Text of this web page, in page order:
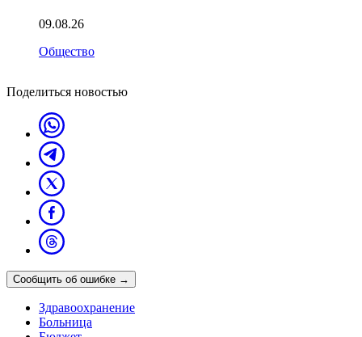
09.08.26
Общество
Поделиться новостью
Сообщить об ошибке →
Здравоохранение
Больница